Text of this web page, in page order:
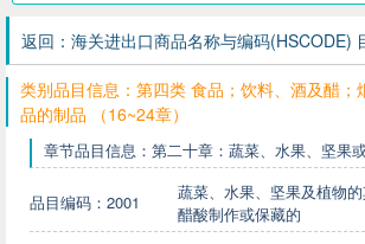
返回：海关进出口商品名称与编码(HSCODE)
类别品目信息：第四类 食品；饮料、酒及醋；
品的制品 （16~24章）
章节品目信息：第二十章：蔬菜、水果、坚果
品目编码：2001
蔬菜、水果、坚果及植物
醋酸制作或保藏的